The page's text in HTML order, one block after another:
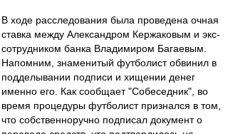
В ходе расследования была проведена очная
ставка между Александром Кержаковым и экс-
сотрудником банка Владимиром Багаевым.
Напомним, знаменитый футболист обвинил в
подделывании подписи и хищении денег
именно его. Как сообщает "Собеседник", во
время процедуры футболист признался в том,
что собственноручно подписал документ о